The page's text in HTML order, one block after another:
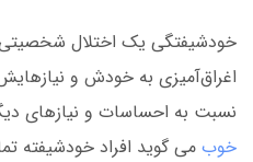
خودشیفتگی یک اختلال
اغراق‌آمیزی به خودش و
نسبت به احساسات و نیازهای
خوب می گوید افراد خودشیفته